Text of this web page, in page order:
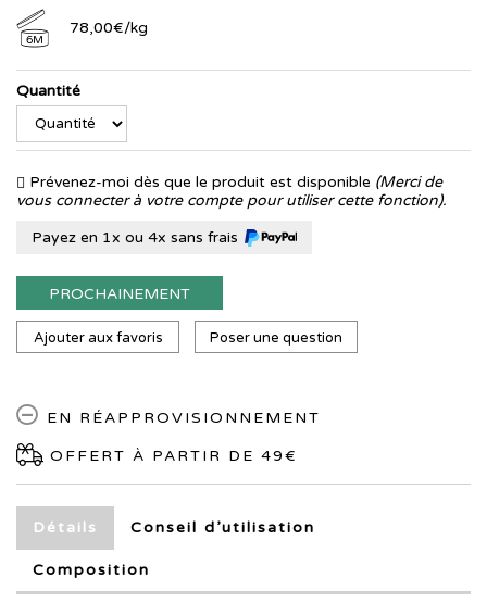
6M
78,00€/kg
Quantité
Prévenez-moi dès que le produit est disponible (Merci de
vous connecter à votre compte pour utiliser cette fonction).
Payez en 1x ou 4x sans frais
PROCHAINEMENT
Ajouter aux favoris Poser une question
EN RÉAPPROVISIONNEMENT
OFFERT À PARTIR DE 49€
Détails Conseil d’utilisation
Composition